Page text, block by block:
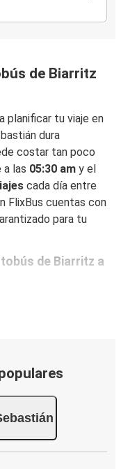
de Biarritz
planificar tu viaje en
dura
costar tan poco
a las 05:30 am y el
cada día entre
FlixBus cuentas con
para tu
de Biarritz a
fácil: en este sitio
como tarjeta